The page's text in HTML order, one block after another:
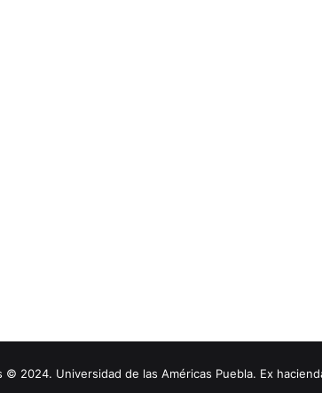
© 2024. Universidad de las Américas Puebla. Ex